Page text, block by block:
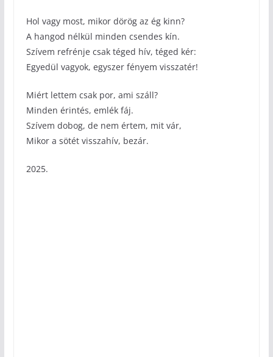
Hol vagy most, mikor dörög az ég kinn?
A hangod nélkül minden csendes kín.
Szívem refrénje csak téged hív, téged kér:
Egyedül vagyok, egyszer fényem visszatér!
Miért lettem csak por, ami száll?
Minden érintés, emlék fáj.
Szívem dobog, de nem értem, mit vár,
Mikor a sötét visszahív, bezár.
2025.